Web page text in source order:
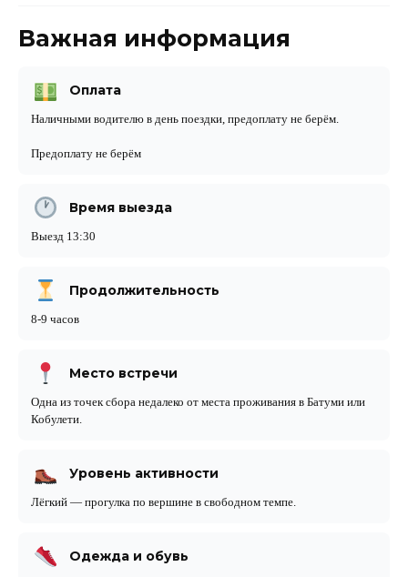
Важная информация
Оплата
Наличными водителю в день поездки, предоплату не берём.
Предоплату не берём
Время выезда
Выезд 13:30
Продолжительность
8-9 часов
Место встречи
Одна из точек сбора недалеко от места проживания в Батуми или
Кобулети.
Уровень активности
Лёгкий — прогулка по вершине в свободном темпе.
Одежда и обувь